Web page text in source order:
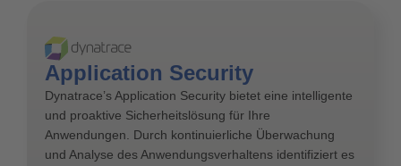
Application Security
Dynatrace’s Application Security bietet eine intelligente
und proaktive Sicherheitslösung für Ihre
Anwendungen. Durch kontinuierliche Überwachung
und Analyse des Anwendungsverhaltens identifiziert es